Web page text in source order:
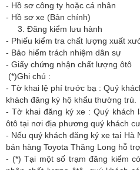
- Hồ sơ công ty hoặc cá nhân
- Hồ sơ xe (Bản chính)
3. Đăng kiểm lưu hành
- Phiếu kiểm tra chất lượng xuất
- Bảo hiểm trách nhiệm dân sự
- Giấy chứng nhận chất lượng ôtô
(*)Ghi chú :
- Tờ khai lệ phí trước bạ : Quý
khách đăng ký hộ khẩu thường trú.
- Tờ khai đăng ký xe : Quý khách
ôtô tại nơi địa phương quý khách cư
- Nếu quý khách đăng ký xe tại Hà
bán hàng Toyota Thăng Long hỗ
- (*) Tại một số trạm đăng kiểm